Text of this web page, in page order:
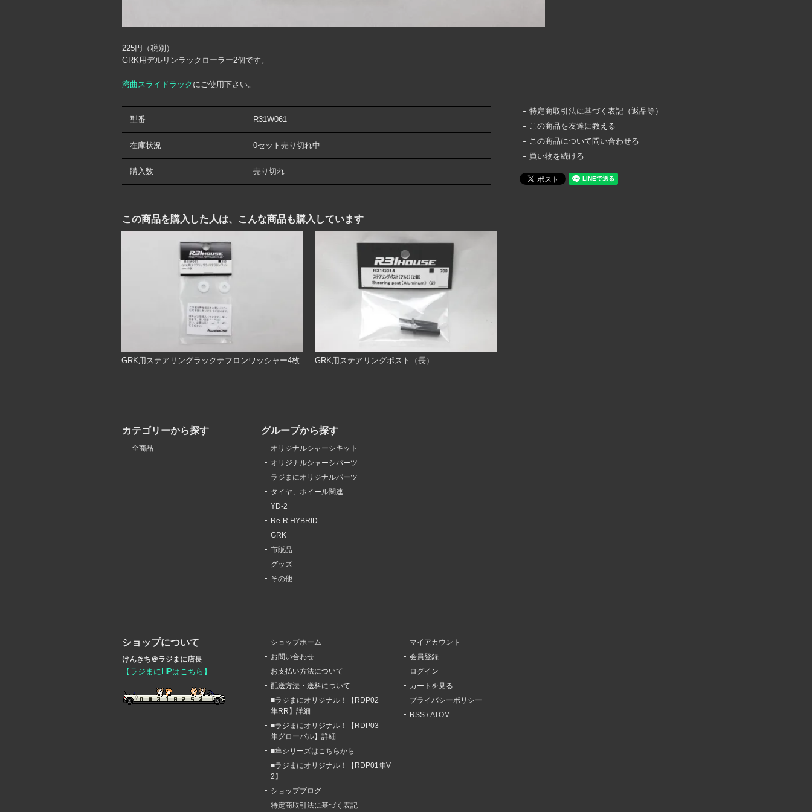
225円（税別）
GRK用デルリンラックローラー2個です。
湾曲スライドラック にご使用下さい。
型番 R31W061
在庫状況 0セット売り切れ中
購入数 売り切れ
特定商取引法に基づく表記（返品等）
この商品を友達に教える
この商品について問い合わせる
買い物を続ける
この商品を購入した人は、こんな商品も購入しています
GRK用ステアリングラックテフロンワッシャー4枚 GRK用ステアリングポスト（長）
カテゴリーから探す
全商品
グループから探す
オリジナルシャーシキット
オリジナルシャーシパーツ
ラジまにオリジナルパーツ
タイヤ、ホイール関連
YD-2
Re-R HYBRID
GRK
市販品
グッズ
その他
ショップについて
けんきち＠ラジまに店長
【ラジまにHPはこちら】
ショップホーム
お問い合わせ
お支払い方法について
配送方法・送料について
■ラジまにオリジナル！【RDP02
隼RR】詳細
■ラジまにオリジナル！【RDP03
隼グローバル】詳細
■隼シリーズはこちらから
■ラジまにオリジナル！【RDP01隼V
2】
ショップブログ
特定商取引法に基づく表記
マイアカウント
会員登録
ログイン
カートを見る
プライバシーポリシー
RSS /ATOM